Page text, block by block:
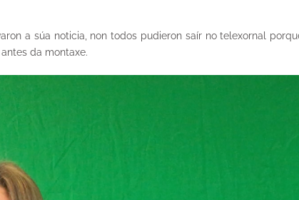
a súa noticia, non todos pudieron saír no telexornal
da montaxe.